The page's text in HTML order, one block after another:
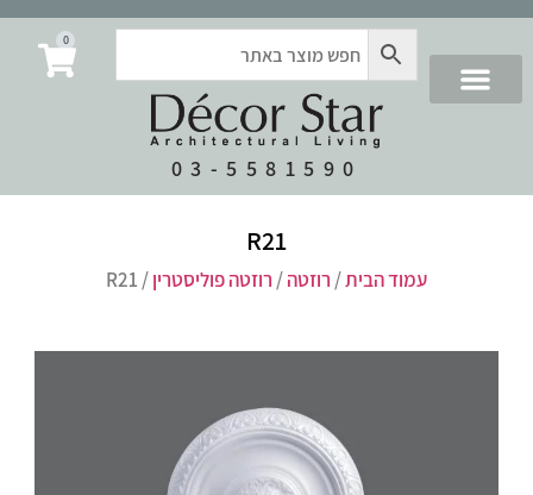
03-5581590
0
R21
עמוד הבית/ רוזטה/ רוזטה פוליסטרין/ R21